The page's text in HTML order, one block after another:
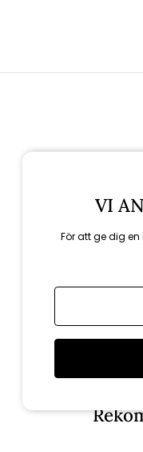
VI
För att ge dig